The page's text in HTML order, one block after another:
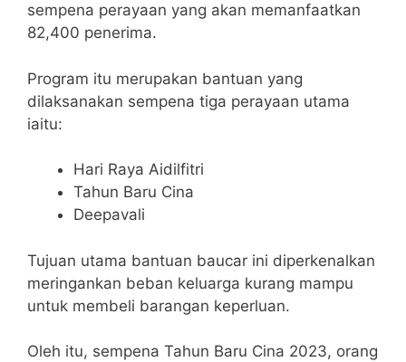
sempena perayaan yang akan memanfaatkan
82,400 penerima.
Program itu merupakan bantuan yang
dilaksanakan sempena tiga perayaan utama
iaitu:
Hari Raya Aidilfitri
Tahun Baru Cina
Deepavali
Tujuan utama bantuan baucar ini diperkenalkan
meringankan beban keluarga kurang mampu
untuk membeli barangan keperluan.
Oleh itu, sempena Tahun Baru Cina 2023, orang